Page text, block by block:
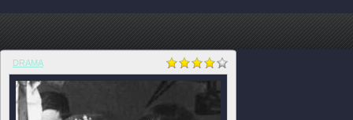
DRAMA